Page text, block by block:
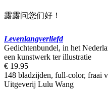
露露问您们好！
Levenlangverliefd
Gedichtenbundel, in het
een kunstwerk ter illustratie
€ 19.95
148 bladzijden, full-color, fraai
Uitgeverij Lulu Wang